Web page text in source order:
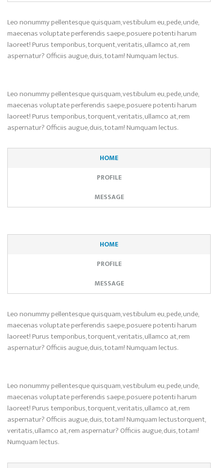
Leo nonummy pellentesque quisquam, vestibulum eu, pede, unde,
maecenas voluptate perferendis saepe, posuere potenti harum
laoreet! Purus temporibus, torquent, veritatis, ullamco at, rem
aspernatur? Officiis augue, duis, totam! Numquam lectus.
Leo nonummy pellentesque quisquam, vestibulum eu, pede, unde,
maecenas voluptate perferendis saepe, posuere potenti harum
laoreet! Purus temporibus, torquent, veritatis, ullamco at, rem
aspernatur? Officiis augue, duis, totam! Numquam lectus.
HOME
PROFILE
MESSAGE
HOME
PROFILE
MESSAGE
Leo nonummy pellentesque quisquam, vestibulum eu, pede, unde,
maecenas voluptate perferendis saepe, posuere potenti harum
laoreet! Purus temporibus, torquent, veritatis, ullamco at, rem
aspernatur? Officiis augue, duis, totam! Numquam lectus.
Leo nonummy pellentesque quisquam, vestibulum eu, pede, unde,
maecenas voluptate perferendis saepe, posuere potenti harum
laoreet! Purus temporibus, torquent, veritatis, ullamco at, rem
aspernatur? Officiis augue, duis, totam! Numquam lectustorquent,
veritatis, ullamco at, rem aspernatur? Officiis augue, duis, totam!
Numquam lectus.